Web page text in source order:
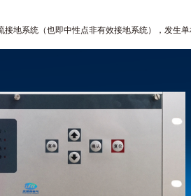
地系统（也即中性点非有效接地系统），发生